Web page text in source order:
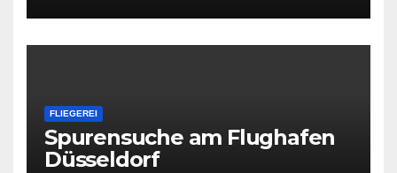
FLIEGEREI
Spurensuche am Flughafen
Düsseldorf